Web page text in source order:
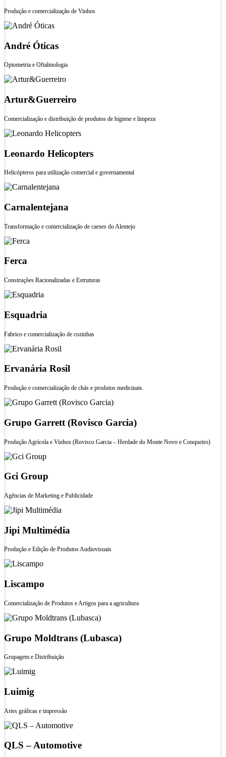
Produção e comercialização de Vinhos
André Óticas
Optometria e Oftalmologia
Artur&Guerreiro
Comercialização e distribuição de produtos de higiene e limpeza
Leonardo Helicopters
Helicópteros para utilização comercial e governamental
Carnalentejana
Transformação e comercialização de carnes do Alentejo
Ferca
Construções Racionalizadas e Estruturas
Esquadria
Fabrico e comercialização de cozinhas
Ervanária Rosil
Produção e comercialização de chás e produtos medicinais.
Grupo Garrett (Rovisco Garcia)
Produção Agrícola e Vinhos (Rovisco Garcia – Herdade do Monte Novo e Conqueiro)
Gci Group
Agências de Marketing e Publicidade
Jipi Multimédia
Produção e Edição de Produtos Audiovisuais
Liscampo
Comercialização de Produtos e Artigos para a agricultura
Grupo Moldtrans (Lubasca)
Grupagem e Distribuição
Luimig
Artes gráficas e impressão
QLS – Automotive